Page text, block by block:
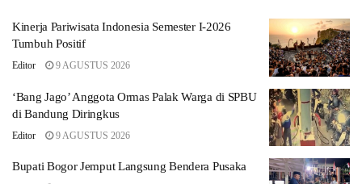
Kinerja Pariwisata Indonesia Semester I-2026
Tumbuh Positif
Editor 9 AGUSTUS 2026
‘Bang Jago’ Anggota Ormas Palak Warga di SPBU
di Bandung Diringkus
Editor 9 AGUSTUS 2026
Bupati Bogor Jemput Langsung Bendera Pusaka